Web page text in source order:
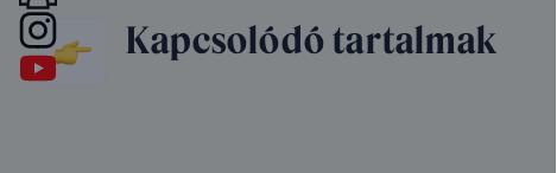
Kapcsolódó tartalmak